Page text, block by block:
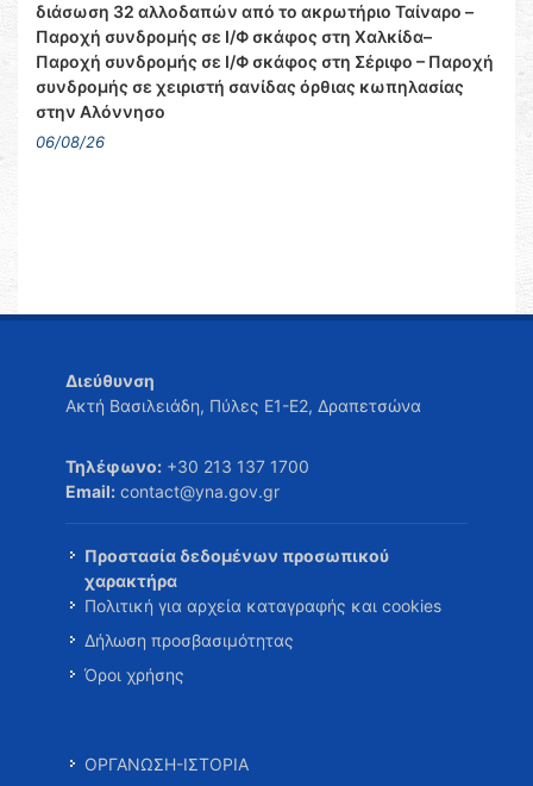
διάσωση 32 αλλοδαπών από το ακρωτήριο Ταίναρο –
Παροχή συνδρομής σε Ι/Φ σκάφος στη Χαλκίδα–
Παροχή συνδρομής σε Ι/Φ σκάφος στη Σέριφο – Παροχή
συνδρομής σε χειριστή σανίδας όρθιας κωπηλασίας
στην Αλόννησο
06/08/26
Διεύθυνση
Ακτή Βασιλειάδη, Πύλες Ε1-Ε2, Δραπετσώνα
Τηλέφωνο: +30 213 137 1700
Email: contact@yna.gov.gr
Προστασία δεδομένων προσωπικού
χαρακτήρα
Πολιτική για αρχεία καταγραφής και cookies
Δήλωση προσβασιμότητας
Όροι χρήσης
ΟΡΓΑΝΩΣΗ-ΙΣΤΟΡΙΑ